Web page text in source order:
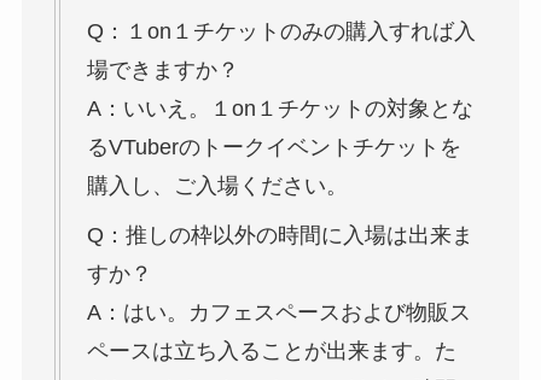
Q：１on１チケットのみの購入すれば入
場できますか？
A：いいえ。１on１チケットの対象とな
るVTuberのトークイベントチケットを
購入し、ご入場ください。
Q：推しの枠以外の時間に入場は出来ま
すか？
A：はい。カフェスペースおよび物販ス
ペースは立ち入ることが出来ます。た